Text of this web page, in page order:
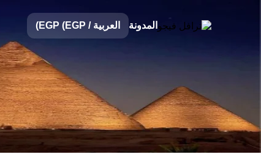
المدونة العربية/